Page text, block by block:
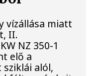
vízállása miatt
II.
NZ 350-1
elő a
alól,